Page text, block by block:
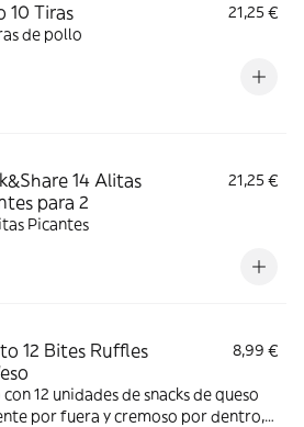
10 Tiras
21,25 €
de pollo
14 Alitas
para 2
21,25 €
Picantes
12 Bites Ruffles
8,99 €
12 unidades de snacks de queso
por fuera y cremoso por dentro,